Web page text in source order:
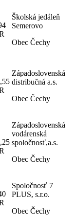
Školská jedáleň
Semerovo
Obec Čechy
Západoslovenská
distribučná a.s.
Obec Čechy
Západoslovenská
vodárenská
spoločnosť,a.s.
Obec Čechy
Spoločnosť 7
PLUS, s.r.o.
Obec Čechy